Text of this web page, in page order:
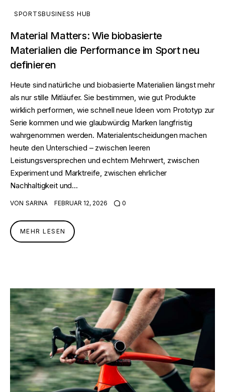
SPORTSBUSINESS HUB
Material Matters: Wie biobasierte
Materialien die Performance im Sport neu
definieren
Heute sind natürliche und biobasierte Materialien längst mehr
als nur stille Mitläufer. Sie bestimmen, wie gut Produkte
wirklich performen, wie schnell neue Ideen vom Prototyp zur
Serie kommen und wie glaubwürdig Marken langfristig
wahrgenommen werden. Materialentscheidungen machen
heute den Unterschied – zwischen leeren
Leistungsversprechen und echtem Mehrwert, zwischen
Experiment und Marktreife, zwischen ehrlicher
Nachhaltigkeit und…
VON SARINA FEBRUAR 12, 2026 0
MEHR LESEN